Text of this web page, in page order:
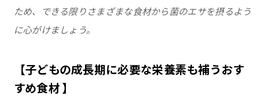
ため、できる限りさまざまな食材から菌のエサを摂るよう
に心がけましょう。
【子どもの成長期に必要な栄養素も補うおす
すめ食材 】